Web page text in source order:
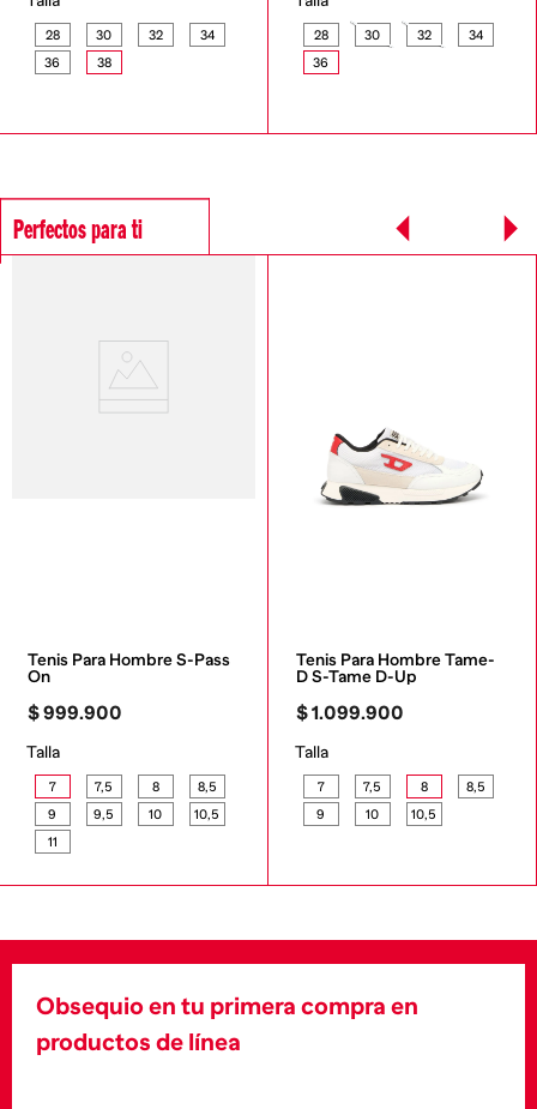
28 30 32
34
36
38
28 30 32
34
36
Perfectos para ti
Tenis Para Hombre S-Pass
On
$999.900
Talla
7 7,5 8
8,5
9
9,5 10
10,5
11
Tenis Para Hombre Tame-
D S-Tame D-Up
$1.099.900
Talla
7 7,5 8
8,5
9
10 10,5
Obsequio en tu primera compra en
productos de línea